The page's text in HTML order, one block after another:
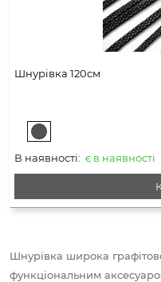
Шнурівка 120см
В наявності: є в наявності
Шнурівка широка
функціональним